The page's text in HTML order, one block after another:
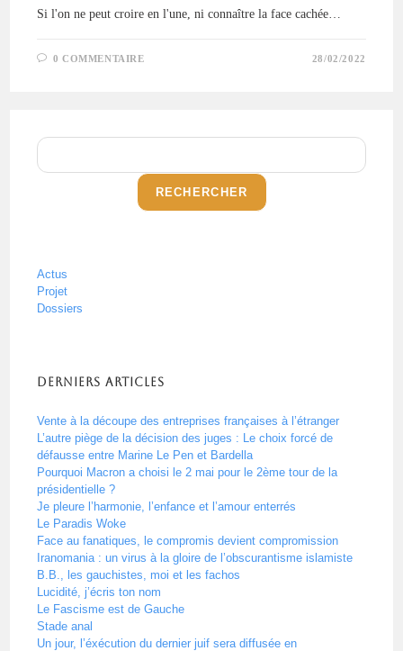
Si l'on ne peut croire en l'une, ni connaître la face cachée…
0 COMMENTAIRE 28/02/2022
RECHERCHER
Actus
Projet
Dossiers
Derniers articles
Vente à la découpe des entreprises françaises à l’étranger
L’autre piège de la décision des juges : Le choix forcé de
défausse entre Marine Le Pen et Bardella
Pourquoi Macron a choisi le 2 mai pour le 2ème tour de la
présidentielle ?
Je pleure l’harmonie, l’enfance et l’amour enterrés
Le Paradis Woke
Face au fanatiques, le compromis devient compromission
Iranomania : un virus à la gloire de l’obscurantisme islamiste
B.B., les gauchistes, moi et les fachos
Lucidité, j’écris ton nom
Le Fascisme est de Gauche
Stade anal
Un jour, l’éxécution du dernier juif sera diffusée en